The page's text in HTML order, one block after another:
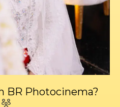
BR Photocinema?